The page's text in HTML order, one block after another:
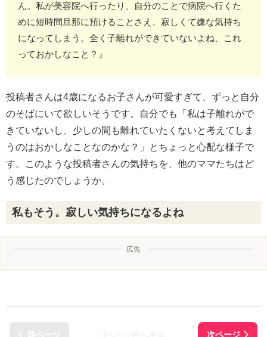
ん。私が美容院へ行ったり、自分のことで病院へ行くた
めに短時間旦那に預けることさえ、寂しくて嫌な気持ち
になってしまう。全く子離れができていないよね、これ
っておかしなこと？』
投稿者さんは4歳になるお子さんが可愛すぎて、ずっと自分
のそばにいて欲しいそうです。自分でも「私は子離れがで
きていないし、少しの間も離れていたくないと考えてしま
うのはおかしなことなのかな？」とちょっと心配な様子で
す。このような投稿者さんの気持ちを、他のママたちはど
う感じたのでしょうか。
私もそう。寂しい気持ちになるよね
広告